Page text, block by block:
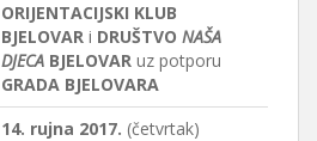
ORIJENTACIJSKI KLUB
BJELOVAR i DRUŠTVO NAŠA
DJECA BJELOVAR uz potporu
GRADA BJELOVARA
14. rujna 2017. (četvrtak)